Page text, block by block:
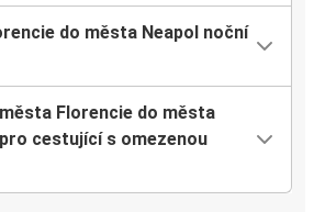
do města Neapol noční
Florencie do města
pro cestující s omezenou